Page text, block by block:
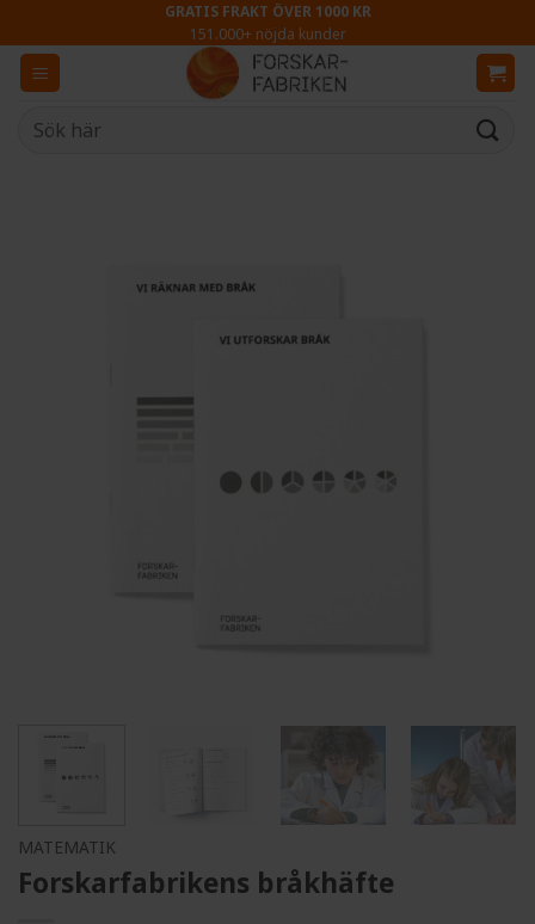
to
content
GRATIS FRAKT ÖVER 1000 KR
151.000+ nöjda kunder
Sök
MATEMATIK
Forskarfabrikens bråkhäfte